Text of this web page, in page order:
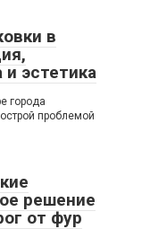
в
эстетика
города
проблемой
решение
от фур